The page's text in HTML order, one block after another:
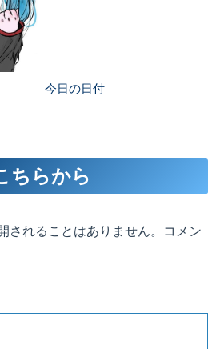
今日の日付
ちらから
されることはありません。コメン